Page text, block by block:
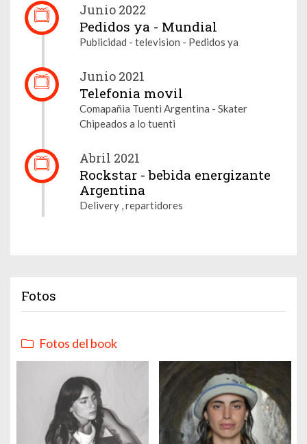
Junio 2022
Pedidos ya - Mundial
Publicidad - television - Pedidos ya
Junio 2021
Telefonia movil
Comapañia Tuenti Argentina - Skater
Chipeados a lo tuenti
Abril 2021
Rockstar - bebida energizante
Argentina
Delivery , repartidores
Fotos
Fotos del book